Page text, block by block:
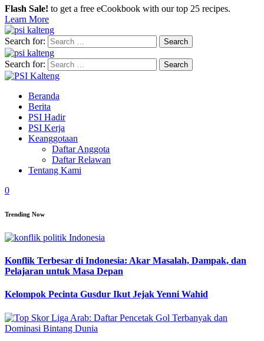
Flash Sale! to get a free eCookbook with our top 25 recipes.
Learn More
Search for:
Search for:
Beranda
Berita
PSI Hadir
PSI Kerja
Keanggotaan
Daftar Anggota
Daftar Relawan
Tentang Kami
0
Trending Now
Konflik Terbesar di Indonesia: Akar Masalah, Dampak, dan
Pelajaran untuk Masa Depan
Kelompok Pecinta Gusdur Ikut Jejak Yenni Wahid